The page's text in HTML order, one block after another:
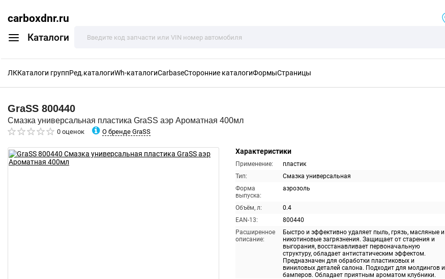
carboxdnr.ru
Каталоги
ЛККаталоги группРед.каталогиWh-каталогиCarbaseСторонние каталогиФормыСтраницы
GraSS 800440
Смазка универсальная пластика GraSS аэр Ароматная 400мл
0 оценок О бренде GraSS
Характеристики
Применение:
пластик
Тип:
Смазка универсальная
Форма
выпуска:
аэрозоль
Объём, л:
0.4
EAN-13:
800440
Расширенное
описание:
Быстро и эффективно удаляет пыль, грязь, масляные и
никотиновые загрязнения. Защищает от старения и
выгорания, восстанавливает первоначальную
структуру, обладает антистатическим эффектом.
Предназначен для обработки пластиковых и
виниловых деталей салона. Подходит для молдингов и
бамперов. Обладает приятным ароматом клубники.